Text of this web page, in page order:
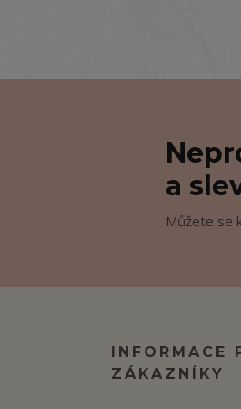
a
Můžete se
INFORMACE
ZÁKAZNÍKY